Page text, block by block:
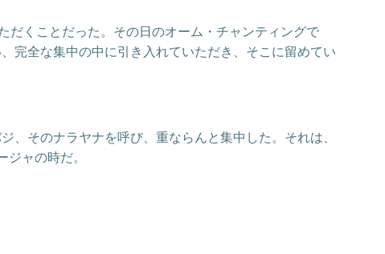
くことだった。その日のオーム・チャンティングで
完全な集中の中に引き入れていただき、そこに留めてい
そのナラヤナを呼び、重ならんと集中した。それは、
ャの時だ。